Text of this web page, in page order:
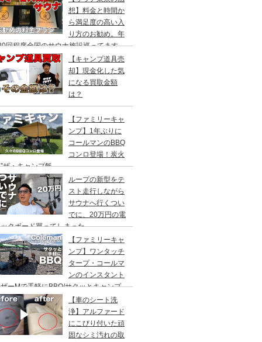
想】料金と時間か
ら満足度の高い入
り方のお勧め。年
回程度全国のサウナ施設巡ってます。
【キャンプ道具売
却】現金化した気
になる買取金額
は？
【ファミリーキャ
ンプ】1年ぶりに
コールマンのBBQ
コンロ登場！炭火
ザ・キャンプ飯
ループの新型をテ
スト走行しながら
サウナへ行くつい
でに、20万円の電
クボード買ってしまった。
（ヤデア）
【ファミリーキャ
ンプ】ワンタッチ
タープ・コールマ
ンのインスタント
ーMで手軽にBBQ/サクッとキャンプ
ウト/ 都心から車で1時間/ 河原のキャ
/秋川橋河川公園 バーベキューランド
【車のシート洗
浄】アルファード
にこびり付いた頑
固なシミ汚れの取